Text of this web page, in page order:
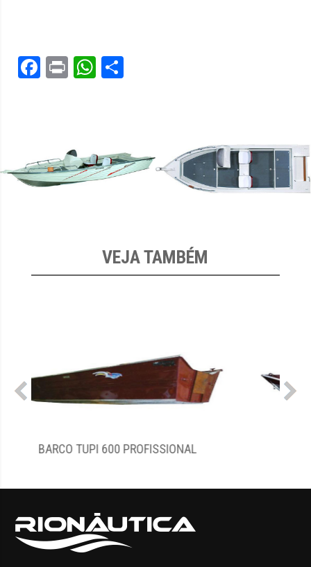
Facebook
PrintWhatsApp
VEJA TAMBÉM
TUPI SUPER 500/550 E 600